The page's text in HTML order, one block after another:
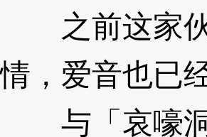
之前这家伙
情，爱音也已
与「哀嚎洞